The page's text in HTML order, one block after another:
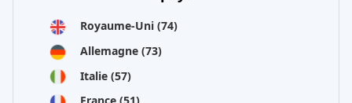
Royaume-Uni (74)
Allemagne (73)
Italie (57)